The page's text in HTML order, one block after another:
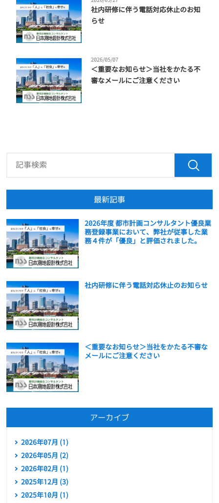
社内研修に伴う電話対応休止のお知
らせ
2026/05/07
＜重要なお知らせ＞当社をかたる不
審なメールにご注意ください
最新記事
2026年度 都市計画コンサルタント優良業
務登録事業において、弊社が従事した業
務４件が「優良」と評価されました。
社内研修に伴う電話対応休止のお知らせ
＜重要なお知らせ＞当社をかたる不審な
メールにご注意ください
アーカイブ
2026年07月 (1)
2026年05月 (2)
2026年02月 (1)
2025年12月 (3)
2025年10月 (1)